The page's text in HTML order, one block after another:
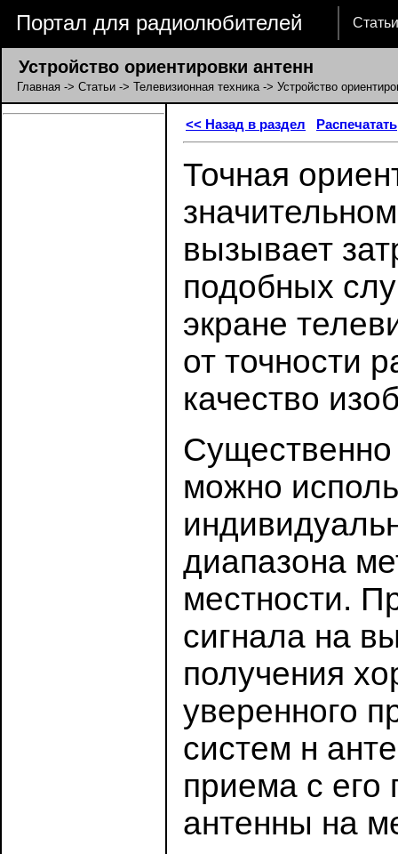
Портал для радиолюбителей Статьи
Устройство ориентировки антенн
Главная -> Статьи -> Телевизионная техника-> Устройство
<< Назад в раздел Распечатать
Точная
вызывает
подобных
экране
от точности
качество
Существенно
можно
диапазона
местности.
сигнала на
получения
уверенного
систем н
приема с его
антенны на